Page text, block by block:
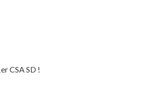
CSA SD !